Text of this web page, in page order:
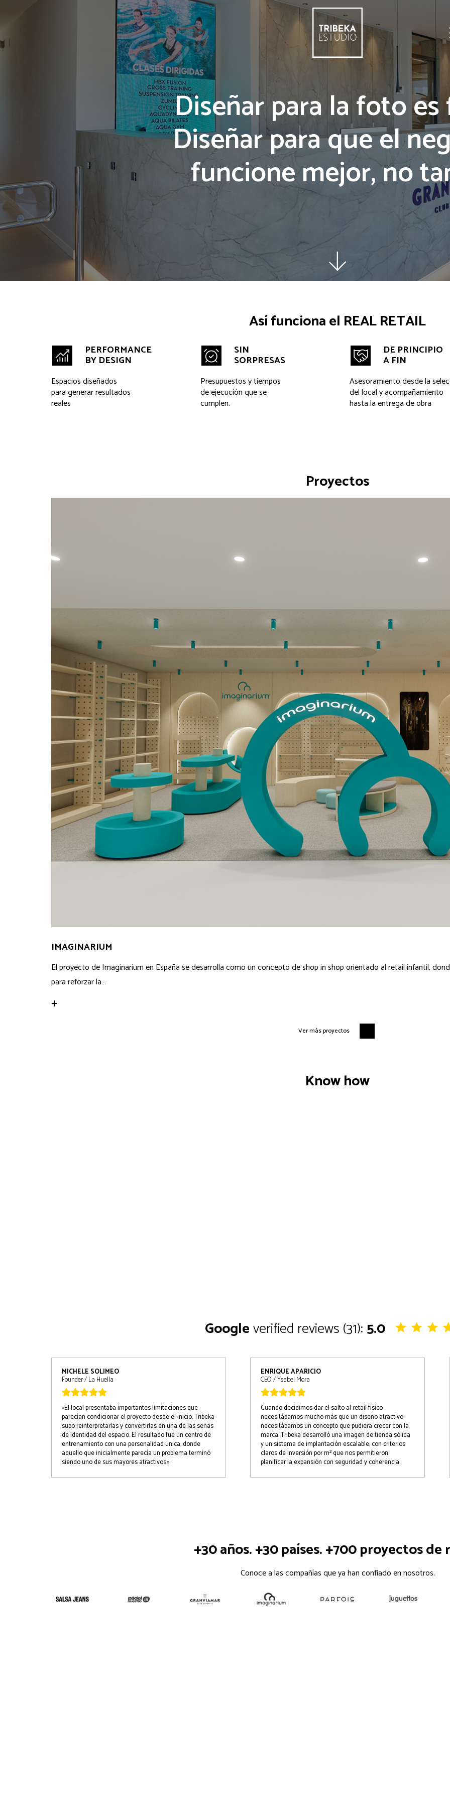
Diseñar para la foto es
Diseñar para que el
funcione mejor, no
Así funciona el REAL RETAIL
PERFORMANCE
BY DESIGN
Espacios diseñados
para generar resultados
reales
SIN
SORPRESAS
Presupuestos y tiempos
de ejecución que se
cumplen.
DE PRINCIPIO
A FIN
Asesoramiento desde la
del local y acompañamiento
hasta la entrega de obra
Proyectos
IMAGINARIUM
El proyecto de Imaginarium en España se desarrolla como un concepto de shop in shop orientado al retail infantil,
para reforzar la…
+
Ver más proyectos
Know how
Googleverified reviews (31):5.0
MICHELE SOLIMEO
Founder / La Huella
«El local presentaba importantes limitaciones que
parecían condicionar el proyecto desde el inicio. Tribeka
supo reinterpretarlas y convertirlas en una de las señas
de identidad del espacio. El resultado fue un centro de
entrenamiento con una personalidad única, donde
aquello que inicialmente parecía un problema terminó
siendo uno de sus mayores atractivos.»
ENRIQUE APARICIO
CEO / Ysabel Mora
Cuando decidimos dar el salto al retail físico
necesitábamos mucho más que un diseño atractivo:
necesitábamos un concepto que pudiera crecer con la
marca. Tribeka desarrolló una imagen de tienda sólida
y un sistema de implantación escalable, con criterios
claros de inversión por m² que nos permitieron
planificar la expansión con seguridad y coherencia.
+30 años. +30 países. +700 proyectos de
Conoce a las compañías que ya han confiado en nosotros.